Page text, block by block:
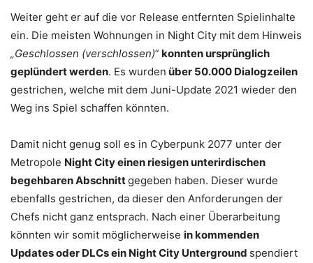
Weiter geht er auf die vor Release entfernten Spielinhalte
ein. Die meisten Wohnungen in Night City mit dem Hinweis
„Geschlossen (verschlossen)“ konnten ursprünglich
geplündert werden. Es wurden über 50.000 Dialogzeilen
gestrichen, welche mit dem Juni-Update 2021 wieder den
Weg ins Spiel schaffen könnten.
Damit nicht genug soll es in Cyberpunk 2077 unter der
Metropole Night City einen riesigen unterirdischen
begehbaren Abschnittgegeben haben. Dieser wurde
ebenfalls gestrichen, da dieser den Anforderungen der
Chefs nicht ganz entsprach. Nach einer Überarbeitung
könnten wir somit möglicherweise in kommenden
Updates oder DLCs ein Night City Unterground spendiert